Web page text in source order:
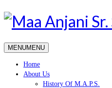
MENUMENU
Home
About Us
History Of M.A.P.S.